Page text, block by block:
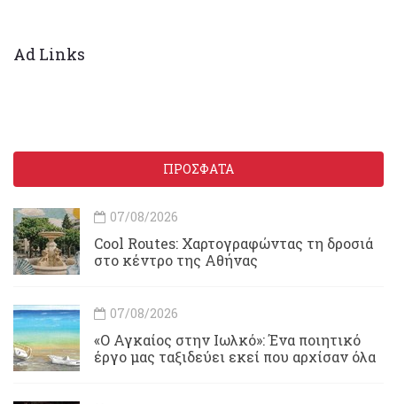
Ad Links
ΠΡΟΣΦΑΤΑ
07/08/2026
Cool Routes: Χαρτογραφώντας τη δροσιά
στο κέντρο της Αθήνας
07/08/2026
«Ο Αγκαίος στην Ιωλκό»: Ένα ποιητικό
έργο μας ταξιδεύει εκεί που αρχίσαν όλα